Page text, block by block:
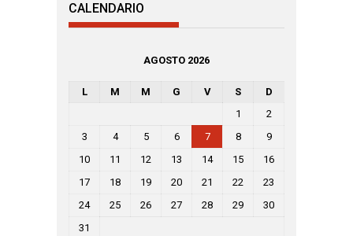
CALENDARIO
AGOSTO 2026
L M M G V S
D
1
2
3
4 5 6 7 8
9
10
11 12 13 14 15
16
17
18 19 20 21 22
23
24
25 26 27 28 29
30
31